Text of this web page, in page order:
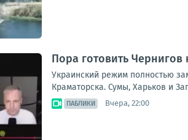
Пора готовить
Украинский режим полностью
Краматорска. Сумы, Харьков и
ПАБЛИКИ Вчера, 22:00